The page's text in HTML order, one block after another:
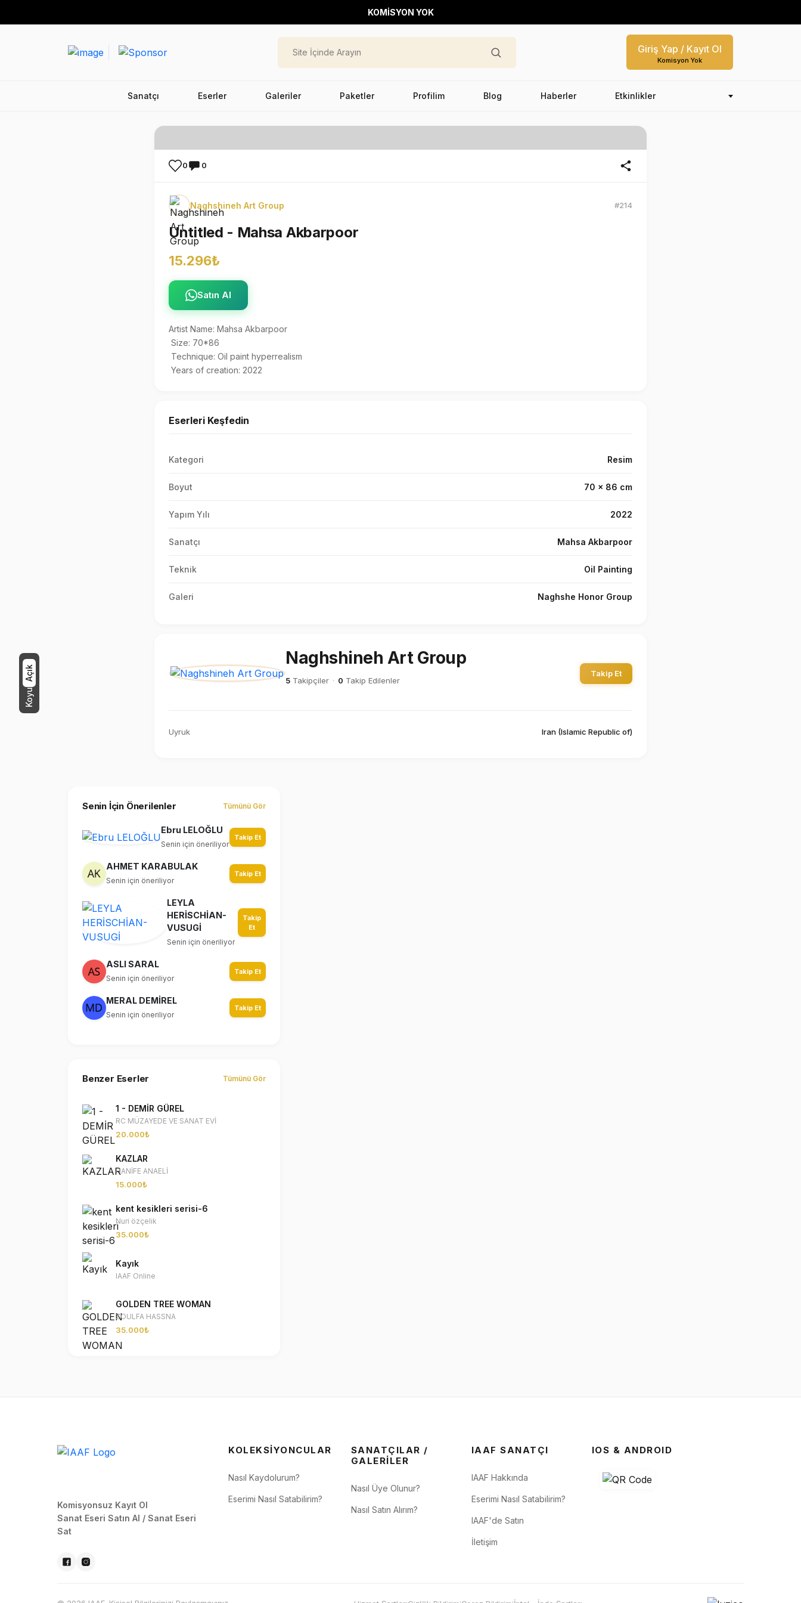
Koyu
Açık
KOMİSYON YOK
Giriş Yap / Kayıt Ol
Komisyon Yok
Sanatçı Eserler Galeriler Paketler Profilim Blog Haberler Etkinlikler
0 0
Naghshineh Art Group #214
Untitled - Mahsa Akbarpoor
15.296₺
Satın Al
Artist Name: Mahsa Akbarpoor
Years of creation: 2022
Eserleri Keşfedin
Kategori Resim
Boyut 70 x 86 cm
Yapım Yılı 2022
Sanatçı Mahsa Akbarpoor
Teknik Oil Painting
Galeri Naghshe Honor Group
Naghshineh Art Group
5 Takipçiler · 0 Takip Edilenler
Takip Et
Uyruk Iran (Islamic Republic of)
Senin İçin Önerilenler Tümünü Gör
Ebru LELOĞLU
Senin için öneriliyor
Takip Et
AHMET KARABULAK
Senin için öneriliyor
Takip Et
LEYLA
HERİSCHİAN-
VUSUGİ
Senin için öneriliyor
Takip
Et
ASLI SARAL
Senin için öneriliyor
Takip Et
MERAL DEMİREL
Senin için öneriliyor
Takip Et
Benzer Eserler Tümünü Gör
1 - DEMİR GÜREL
RC MÜZAYEDE VE SANAT EVİ
20.000₺
KAZLAR
HANİFE ANAELİ
15.000₺
kent kesikleri serisi-6
Nuri özçelik
35.000₺
Kayık
IAAF Online
GOLDEN TREE WOMAN
ZOULFA HASSNA
35.000₺
Komisyonsuz Kayıt Ol
Sanat Eseri Satın Al / Sanat Eseri
Sat
KOLEKSIYONCULAR
Nasıl Kaydolurum?
Eserimi Nasıl Satabilirim?
SANATÇILAR /
GALERILER
Nasıl Üye Olunur?
Nasıl Satın Alırım?
IAAF SANATÇI
IAAF Hakkında
Eserimi Nasıl Satabilirim?
IAAF'de Satın
İletişim
IOS & ANDROID